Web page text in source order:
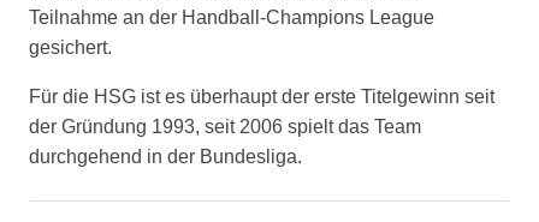
Teilnahme an der Handball-Champions League
gesichert.
Für die HSG ist es überhaupt der erste Titelgewinn seit
der Gründung 1993, seit 2006 spielt das Team
durchgehend in der Bundesliga.